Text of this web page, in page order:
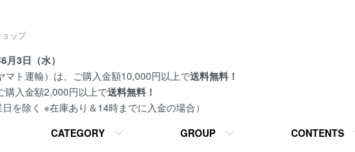
ップ
3日（水）
マト運輸）は、ご購入金額10,000円以上で送料無料！
購入金額2,000円以上で送料無料！
日を除く ※在庫あり＆14時までに入金の場合）
CATEGORY GROUP CONTENTS